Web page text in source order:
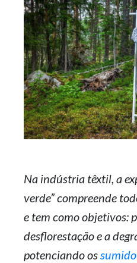
Na indústria têxtil, a
verde” compreende
e tem como objetivos:
desflorestação e a
potenciando os